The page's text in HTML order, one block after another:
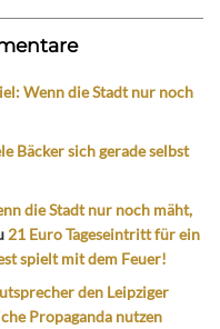
Wenn die Stadt nur noch
Bäcker sich gerade selbst
die Stadt nur noch mäht,
21 Euro Tageseintritt für ein
spielt mit dem Feuer!
den Leipziger
Propaganda nutzen